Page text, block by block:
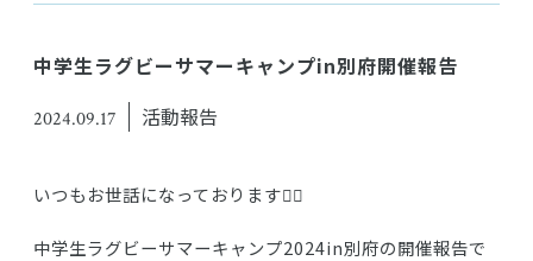
中学生ラグビーサマーキャンプin別府開催報告
2024.09.17 活動報告
いつもお世話になっております🙇‍♂️
中学生ラグビーサマーキャンプ2024in別府の開催報告で
無料体験予約
入会申込み
個人情報保護方針 運営法人